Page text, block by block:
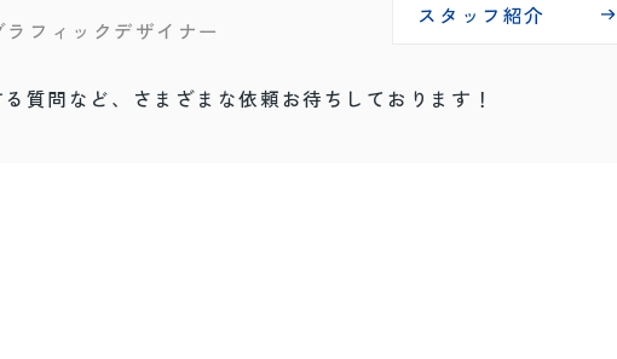
フィックデザイナー
スタッフ紹介
質問など、さまざまな依頼お待ちしております！